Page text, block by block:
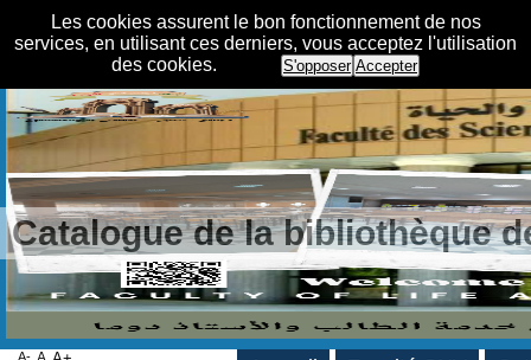
Les cookies assurent le bon fonctionnement de nos
services, en utilisant ces derniers, vous acceptez l'utilisation
des cookies.
S'opposer Accepter
Catalogue de la bibliothèque
A-